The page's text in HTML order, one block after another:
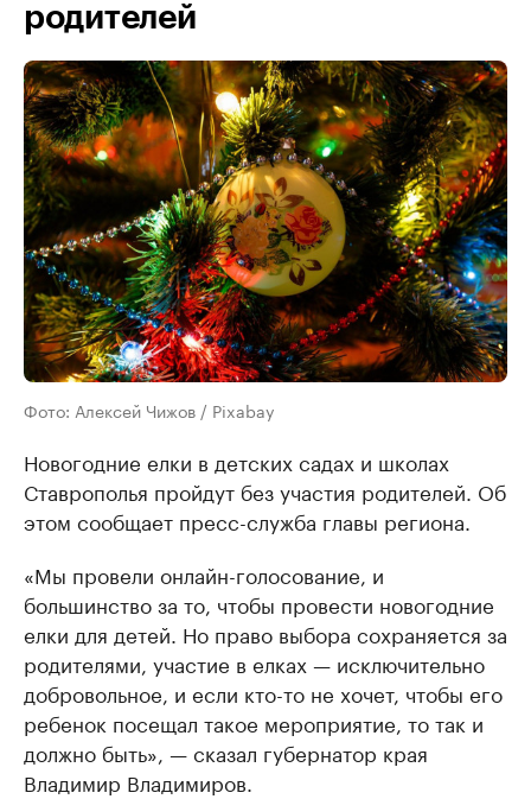
родителей
Фото: Алексей Чижов / Pixabay
Новогодние елки в детских садах и школах
Ставрополья пройдут без участия родителей. Об
этом сообщает пресс-служба главы региона.
«Мы провели онлайн-голосование, и
большинство за то, чтобы провести новогодние
елки для детей. Но право выбора сохраняется за
родителями, участие в елках — исключительно
добровольное, и если кто-то не хочет, чтобы его
ребенок посещал такое мероприятие, то так и
должно быть», — сказал губернатор края
Владимир Владимиров.